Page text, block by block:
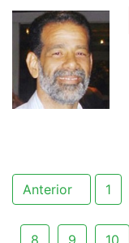
Anterior 1
8 9 10